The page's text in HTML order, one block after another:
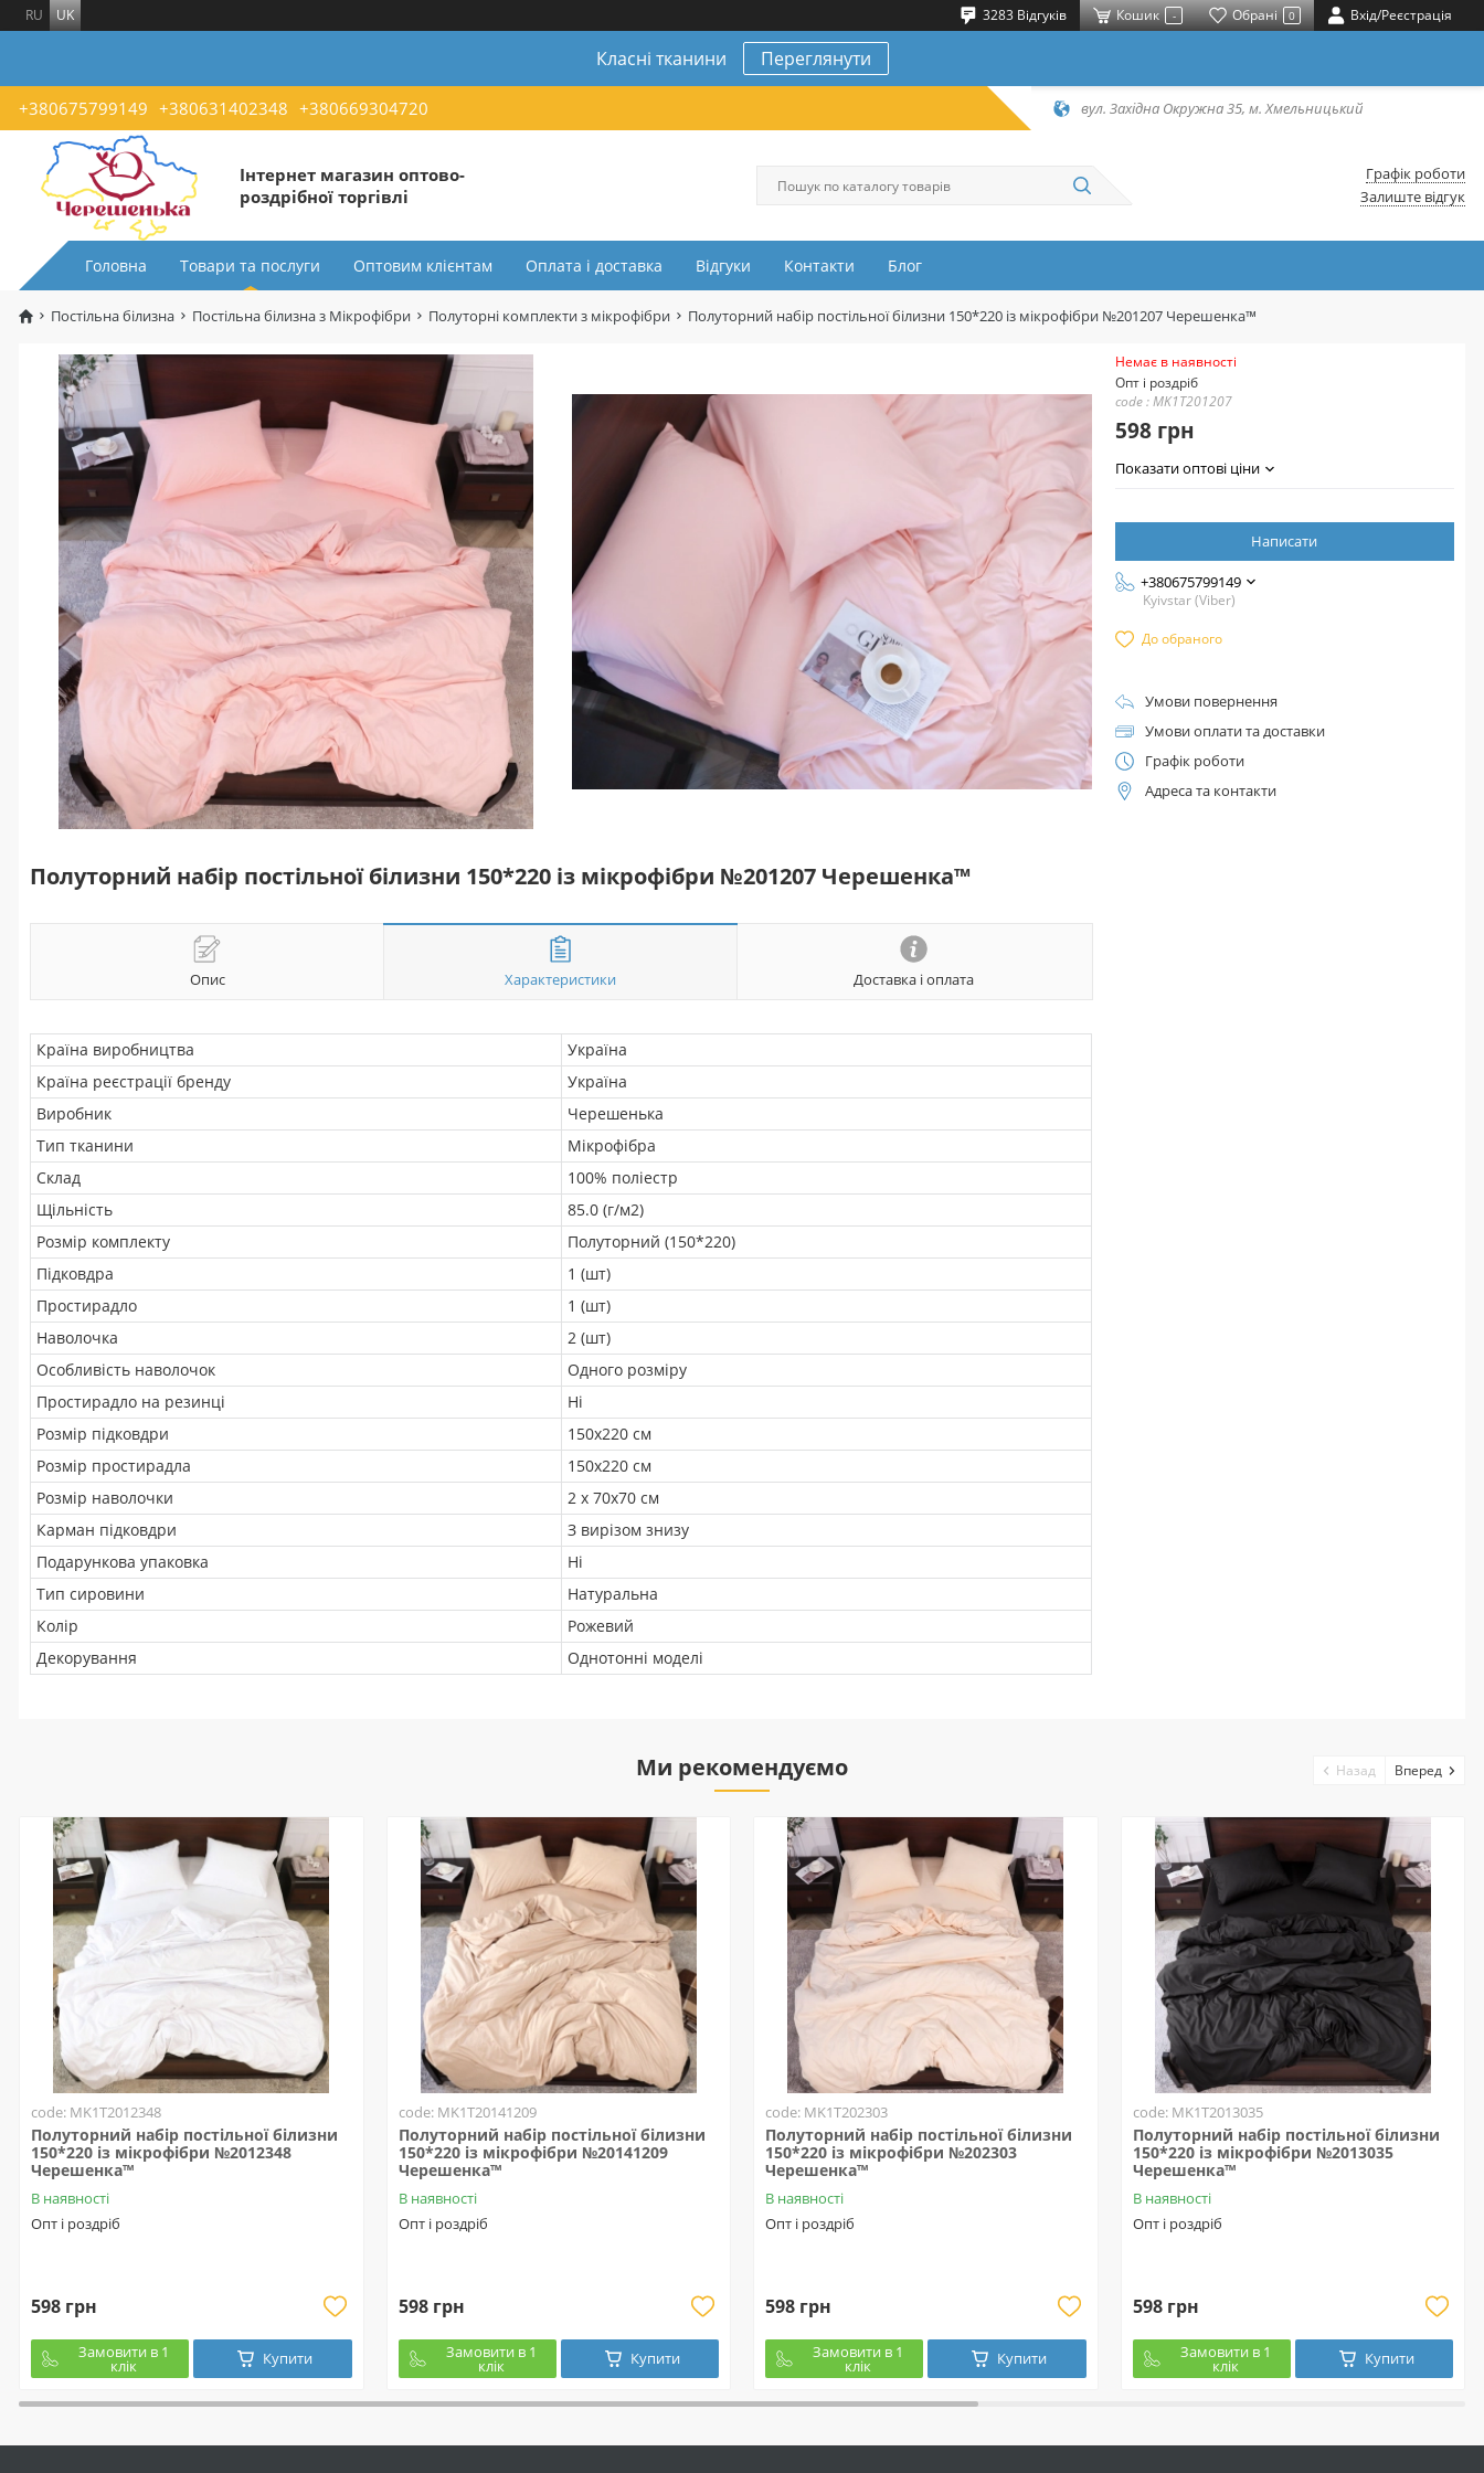
RU UK 3283 Відгуків Кошик - Обрані 0 Вхід/Реєстрація
Класні тканини Переглянути
+380675799149 +380631402348 +380669304720 вул. Західна Окружна 35, м. Хмельницький
Інтернет магазин оптово-
роздрібної торгівлі
Графік роботи
Залиште відгук
Головна Товари та послуги Оптовим клієнтам Оплата і доставка Відгуки Контакти Блог
Постільна білизна Постільна білизна з Мікрофібри Полуторні комплекти з мікрофібри Полуторний набір постільної білизни 150*220 із мікрофібри №201207 Черешенка™
Полуторний набір постільної білизни 150*220 із мікрофібри №201207 Черешенка™
Опис Характеристики Доставка і оплата
Країна виробництва
Україна
Країна реєстрації бренду
Україна
Виробник
Черешенька
Тип тканини
Мікрофібра
Склад
100% поліестр
Щільність
85.0 (г/м2)
Розмір комплекту
Полуторний (150*220)
Підковдра
1 (шт)
Простирадло
1 (шт)
Наволочка
2 (шт)
Особливість наволочок
Одного розміру
Простирадло на резинці
Ні
Розмір підковдри
150х220 см
Розмір простирадла
150х220 см
Розмір наволочки
2 х 70х70 см
Карман підковдри
З вирізом знизу
Подарункова упаковка
Ні
Тип сировини
Натуральна
Колір
Рожевий
Декорування
Однотонні моделі
Немає в наявності
Опт і роздріб
code : MK1T201207
598 грн
Показати оптові ціни
Написати
+380675799149
Kyivstar (Viber)
До обраного
Умови повернення
Умови оплати та доставки
Графік роботи
Адреса та контакти
Ми рекомендуємо
code: MK1T2012348
Полуторний набір постільної білизни
150*220 із мікрофібри №2012348
Черешенка™
В наявності
Опт і роздріб
598 грн
Замовити в 1
клік Купити
code: MK1T20141209
Полуторний набір постільної білизни
150*220 із мікрофібри №20141209
Черешенка™
В наявності
Опт і роздріб
598 грн
Замовити в 1
клік Купити
code: MK1T202303
Полуторний набір постільної білизни
150*220 із мікрофібри №202303
Черешенка™
В наявності
Опт і роздріб
598 грн
Замовити в 1
клік Купити
code: MK1T2013035
Полуторний набір постільної білизни
150*220 із мікрофібри №2013035
Черешенка™
В наявності
Опт і роздріб
598 грн
Замовити в 1
клік Купити
Назад Вперед